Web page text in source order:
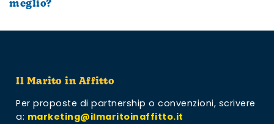
meglio?
Il Marito in Affitto
Per proposte di partnership o convenzioni, scrivere
a: marketing@ilmaritoinaffitto.it